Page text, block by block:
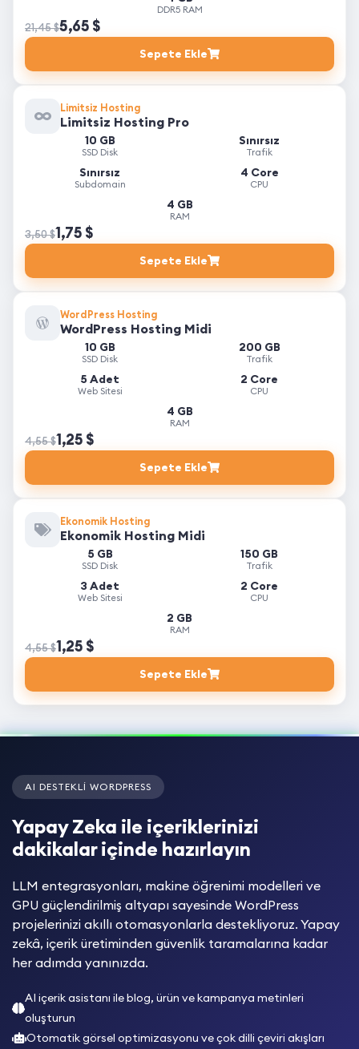
DDR5 RAM
21,45 $5,65 $
Sepete Ekle
Limitsiz Hosting
Limitsiz Hosting Pro
10 GB
SSD Disk
Sınırsız
Trafik
Sınırsız
Subdomain
4 Core
CPU
4 GB
RAM
3,50 $1,75 $
Sepete Ekle
WordPress Hosting
WordPress Hosting Midi
10 GB
SSD Disk
200 GB
Trafik
5 Adet
Web Sitesi
2 Core
CPU
4 GB
RAM
4,55 $1,25 $
Sepete Ekle
Ekonomik Hosting
Ekonomik Hosting Midi
5 GB
SSD Disk
150 GB
Trafik
3 Adet
Web Sitesi
2 Core
CPU
2 GB
RAM
4,55 $1,25 $
Sepete Ekle
AI DESTEKLI WORDPRESS
Yapay Zeka ile içeriklerinizi
dakikalar içinde hazırlayın
LLM entegrasyonları, makine öğrenimi modelleri ve
GPU güçlendirilmiş altyapı sayesinde WordPress
projelerinizi akıllı otomasyonlarla destekliyoruz. Yapay
zekâ, içerik üretiminden güvenlik taramalarına kadar
her adımda yanınızda.
AI içerik asistanı ile blog, ürün ve kampanya metinleri
oluşturun
Otomatik görsel optimizasyonu ve çok dilli çeviri akışları